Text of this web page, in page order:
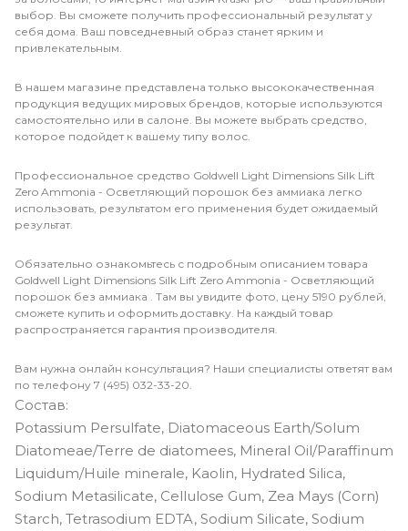
выбор. Вы сможете получить профессиональный результат у
себя дома. Ваш повседневный образ станет ярким и
привлекательным.
В нашем магазине представлена только высококачественная
продукция ведущих мировых брендов, которые используются
самостоятельно или в салоне. Вы можете выбрать средство,
которое подойдет к вашему типу волос.
Профессиональное средство Goldwell Light Dimensions Silk Lift
Zero Ammonia - Осветляющий порошок без аммиака легко
использовать, результатом его применения будет ожидаемый
результат.
Обязательно ознакомьтесь с подробным описанием товара
Goldwell Light Dimensions Silk Lift Zero Ammonia - Осветляющий
порошок без аммиака . Там вы увидите фото, цену 5190 рублей,
сможете купить и оформить доставку. На каждый товар
распространяется гарантия производителя.
Вам нужна онлайн консультация? Наши специалисты ответят вам
по телефону 7 (495) 032-33-20.
Состав:
Potassium Persulfate, Diatomaceous Earth/Solum
Diatomeae/Terre de diatomees, Mineral Oil/Paraffinum
Liquidum/Huile minerale, Kaolin, Hydrated Silica,
Sodium Metasilicate, Cellulose Gum, Zea Mays (Corn)
Starch, Tetrasodium EDTA, Sodium Silicate, Sodium